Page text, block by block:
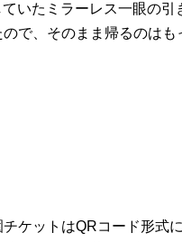
いたミラーレス一眼の引
で、そのまま帰るのは
ケットはQRコード形式